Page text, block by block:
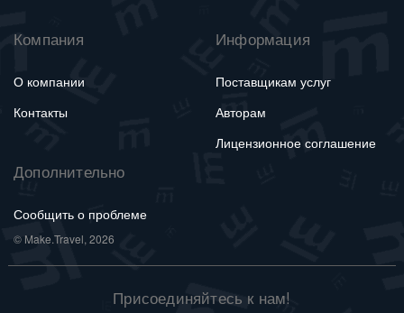
Компания
О компании
Контакты
Информация
Поставщикам услуг
Авторам
Лицензионное соглашение
Дополнительно
Сообщить о проблеме
© Make.Travel, 2026
Присоединяйтесь к нам!